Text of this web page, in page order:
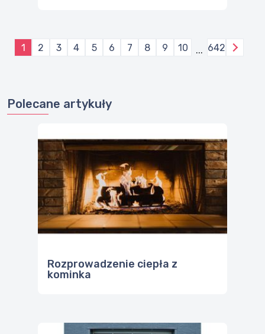
1 2 3 4 5 6 7 8 9 10 ... 642
Polecane artykuły
Rozprowadzenie ciepła z
kominka